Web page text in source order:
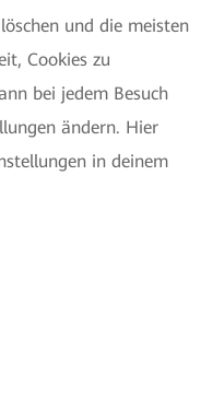
und die meisten
Cookies zu
bei jedem Besuch
ändern. Hier
in deinem